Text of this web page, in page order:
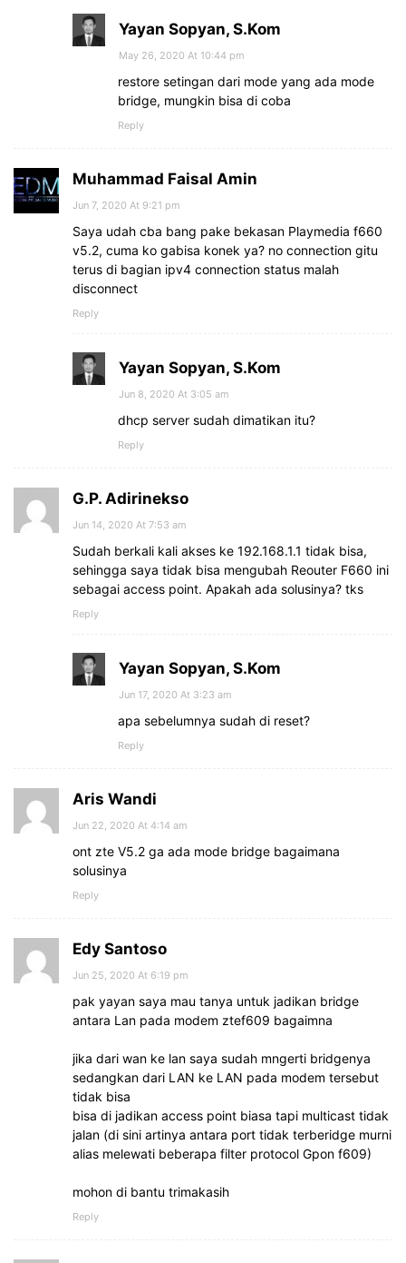
Yayan Sopyan, S.Kom
May 26, 2020 At 10:44 pm
restore setingan dari mode yang ada mode
bridge, mungkin bisa di coba
Reply
Muhammad Faisal Amin
Jun 7, 2020 At 9:21 pm
Saya udah cba bang pake bekasan Playmedia f660
v5.2, cuma ko gabisa konek ya? no connection gitu
terus di bagian ipv4 connection status malah
disconnect
Reply
Yayan Sopyan, S.Kom
Jun 8, 2020 At 3:05 am
dhcp server sudah dimatikan itu?
Reply
G.P. Adirinekso
Jun 14, 2020 At 7:53 am
Sudah berkali kali akses ke 192.168.1.1 tidak bisa,
sehingga saya tidak bisa mengubah Reouter F660 ini
sebagai access point. Apakah ada solusinya? tks
Reply
Yayan Sopyan, S.Kom
Jun 17, 2020 At 3:23 am
apa sebelumnya sudah di reset?
Reply
Aris Wandi
Jun 22, 2020 At 4:14 am
ont zte V5.2 ga ada mode bridge bagaimana
solusinya
Reply
Edy Santoso
Jun 25, 2020 At 6:19 pm
pak yayan saya mau tanya untuk jadikan bridge
antara Lan pada modem ztef609 bagaimna
jika dari wan ke lan saya sudah mngerti bridgenya
sedangkan dari LAN ke LAN pada modem tersebut
tidak bisa
bisa di jadikan access point biasa tapi multicast tidak
jalan (di sini artinya antara port tidak terberidge murni
alias melewati beberapa filter protocol Gpon f609)
mohon di bantu trimakasih
Reply